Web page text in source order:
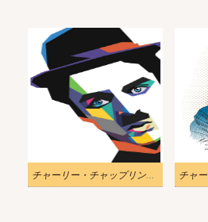
チャーリー・チャップリンのポリゴンイラスト